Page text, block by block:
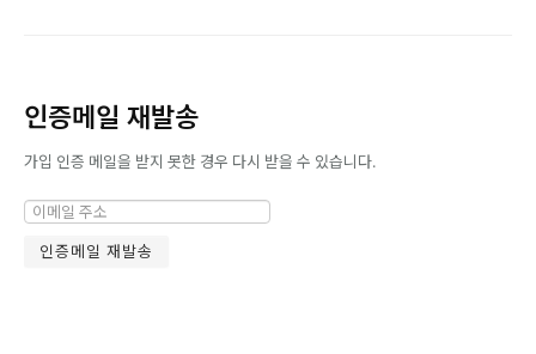
인증메일 재발송
가입 인증 메일을 받지 못한 경우 다시 받을 수 있습니다.